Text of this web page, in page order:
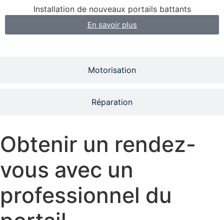
Motorisation
Réparation
Installation de nouveaux portails battants
En savoir plus
Obtenir un rendez-
vous avec un
professionnel du